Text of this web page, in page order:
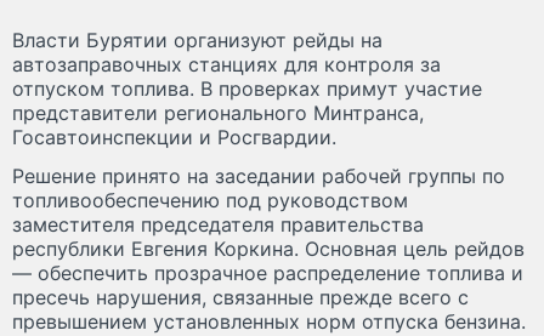
Власти Бурятии организуют рейды на
автозаправочных станциях для контроля за
отпуском топлива. В проверках примут участие
представители регионального Минтранса,
Госавтоинспекции и Росгвардии.
Решение принято на заседании рабочей группы по
топливообеспечению под руководством
заместителя председателя правительства
республики Евгения Коркина. Основная цель рейдов
— обеспечить прозрачное распределение топлива и
пресечь нарушения, связанные прежде всего с
превышением установленных норм отпуска бензина.